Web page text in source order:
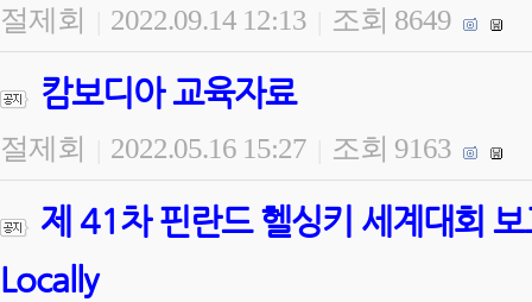
절제회 2022.09.14 12:13 조회 8649
캄보디아 교육자료
절제회 2022.05.16 15:27 조회 9163
제 41차 핀란드 헬싱키 세계대회
Locally